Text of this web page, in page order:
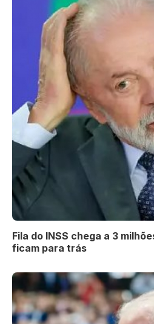
Fila do INSS chega a 3
ficam para trás